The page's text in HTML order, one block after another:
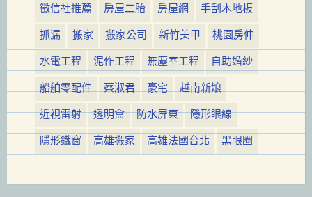
徵信社推薦
房屋二胎 房屋網
手刮木地板
抓漏
搬家 搬家公司 新竹美甲
桃園房仲
水電工程
泥作工程 無塵室工程
自助婚紗
船舶零配件
蔡淑君 豪宅
越南新娘
近視雷射
透明盒 防水屏東
隱形眼線
隱形鐵窗
高雄搬家 高雄法國台北 黑眼圈